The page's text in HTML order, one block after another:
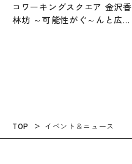
コワーキングスクエア 金沢香
林坊 ～可能性がぐ～んと広が
TOP イベント＆ニュース